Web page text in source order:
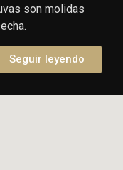
son molidas
Seguir leyendo